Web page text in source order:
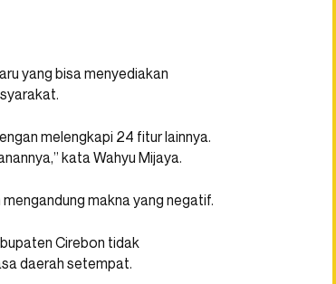
yang bisa menyediakan
melengkapi 24 fitur lainnya.
kata Wahyu Mijaya.
makna yang negatif.
Cirebon tidak
daerah setempat.